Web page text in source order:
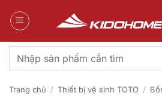
qua
Tìm
kiếm:
Trang chủ / Thiết bị vệ sinh TOTO /